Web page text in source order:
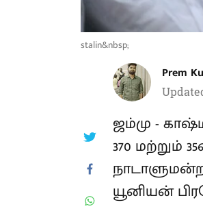
stalin&nbsp;
ஜம்மு -
நடைபெற்ற
மோடி அரசு.